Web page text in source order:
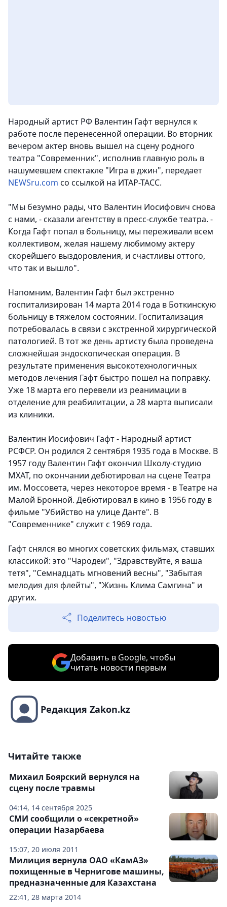
Народный артист РФ Валентин Гафт вернулся к
работе после перенесенной операции. Во вторник
вечером актер вновь вышел на сцену родного
театра "Современник", исполнив главную роль в
нашумевшем спектакле "Игра в джин", передает
NEWSru.com со ссылкой на ИТАР-ТАСС.
"Мы безумно рады, что Валентин Иосифович снова
с нами, - сказали агентству в пресс-службе театра. -
Когда Гафт попал в больницу, мы переживали всем
коллективом, желая нашему любимому актеру
скорейшего выздоровления, и счастливы оттого,
что так и вышло".
Напомним, Валентин Гафт был экстренно
госпитализирован 14 марта 2014 года в Боткинскую
больницу в тяжелом состоянии. Госпитализация
потребовалась в связи с экстренной хирургической
патологией. В тот же день артисту была проведена
сложнейшая эндоскопическая операция. В
результате применения высокотехнологичных
методов лечения Гафт быстро пошел на поправку.
Уже 18 марта его перевели из реанимации в
отделение для реабилитации, а 28 марта выписали
из клиники.
Валентин Иосифович Гафт - Народный артист
РСФСР. Он родился 2 сентября 1935 года в Москве. В
1957 году Валентин Гафт окончил Школу-студию
МХАТ, по окончании дебютировал на сцене Театра
им. Моссовета, через некоторое время - в Театре на
Малой Бронной. Дебютировал в кино в 1956 году в
фильме "Убийство на улице Данте". В
"Современнике" служит с 1969 года.
Гафт снялся во многих советских фильмах, ставших
классикой: это "Чародеи", "Здравствуйте, я ваша
тетя", "Семнадцать мгновений весны", "Забытая
мелодия для флейты", "Жизнь Клима Самгина" и
других.
Поделитесь новостью
Добавить в Google, чтобы
читать новости первым
Редакция Zakon.kz
Читайте также
04:14, 14 сентября 2025
Михаил Боярский вернулся на
сцену после травмы
15:07, 20 июля 2011
СМИ сообщили о «секретной»
операции Назарбаева
22:41, 28 марта 2014
Милиция вернула ОАО «КамАЗ»
похищенные в Чернигове машины,
предназначенные для Казахстана